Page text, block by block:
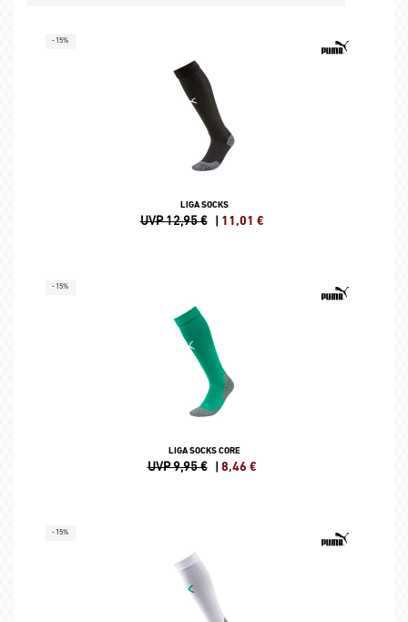
-15%
LIGA SOCKS
UVP 12,95 € | 11,01 €
-15%
LIGA SOCKS CORE
UVP 9,95 € | 8,46 €
-15%